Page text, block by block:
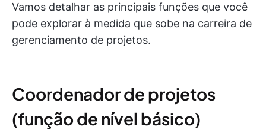
Vamos detalhar as principais funções que você
pode explorar à medida que sobe na carreira de
gerenciamento de projetos.
Coordenador de projetos
(função de nível básico)